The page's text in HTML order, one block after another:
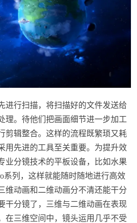
进行扫描，将扫描好的文件发送给
理。待他们把画面细节进一步加工
剪辑整合。这样的流程既繁琐又耗
用先进的工具至关重要。为提升效
业分镜技术的平板设备，比如水果
系列，这样就能随时随地进行高效
维动画和二维动画分不清还能干分
干分镜了，三维与二维动画在表现
在三维空间中，镜头运用几乎不受